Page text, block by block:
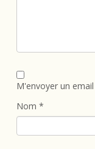
M'envoyer un
Nom *